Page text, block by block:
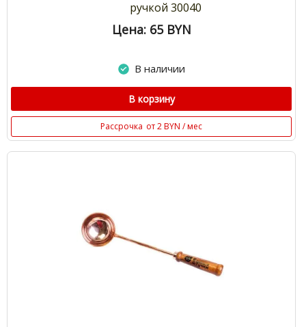
ручкой 30040
Цена: 65 BYN
В наличии
В корзину
Рассрочка от 2 BYN / мес